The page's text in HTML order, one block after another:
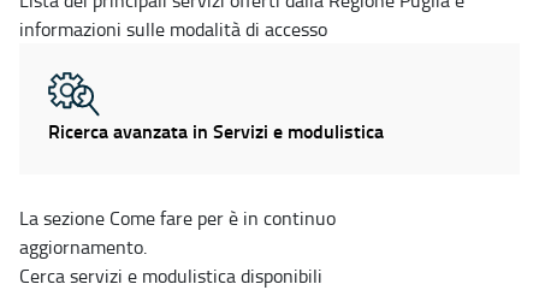
informazioni sulle modalità di accesso
Ricerca avanzata in Servizi e modulistica
La sezione Come fare per è in continuo
aggiornamento.
Cerca servizi e modulistica disponibili